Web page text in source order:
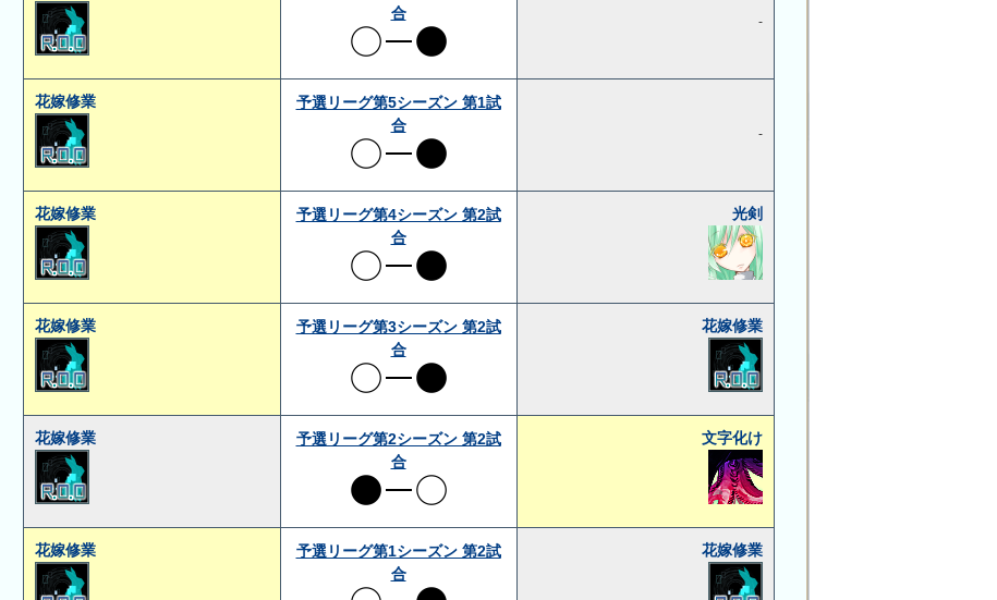
合
-
花嫁修業
予選リーグ第5シーズン 第1試
合
-
花嫁修業
予選リーグ第4シーズン 第2試
合
光剣
花嫁修業
予選リーグ第3シーズン 第2試
合
花嫁修業
花嫁修業
予選リーグ第2シーズン 第2試
合
文字化け
花嫁修業
予選リーグ第1シーズン 第2試
合
花嫁修業